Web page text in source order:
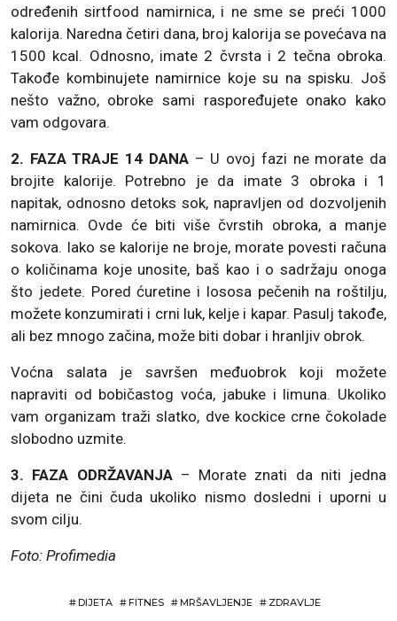
određenih sirtfood namirnica, i ne sme se preći 1000
kalorija. Naredna četiri dana, broj kalorija se povećava na
1500 kcal. Odnosno, imate 2 čvrsta i 2 tečna obroka.
Takođe kombinujete namirnice koje su na spisku. Još
nešto važno, obroke sami raspoređujete onako kako
vam odgovara.
2. FAZA TRAJE 14 DANA– U ovoj fazi ne morate da
brojite kalorije. Potrebno je da imate 3 obroka i 1
napitak, odnosno detoks sok, napravljen od dozvoljenih
namirnica. Ovde će biti više čvrstih obroka, a manje
sokova. Iako se kalorije ne broje, morate povesti računa
o količinama koje unosite, baš kao i o sadržaju onoga
što jedete. Pored ćuretine i lososa pečenih na roštilju,
možete konzumirati i crni luk, kelje i kapar. Pasulj takođe,
ali bez mnogo začina, može biti dobar i hranljiv obrok.
Voćna salata je savršen međuobrok koji možete
napraviti od bobičastog voća, jabuke i limuna. Ukoliko
vam organizam traži slatko, dve kockice crne čokolade
slobodno uzmite.
3. FAZA ODRŽAVANJA – Morate znati da niti jedna
dijeta ne čini čuda ukoliko nismo dosledni i uporni u
svom cilju.
Foto: Profimedia
#DIJETA #FITNES #MRŠAVLJENJE # ZDRAVLJE